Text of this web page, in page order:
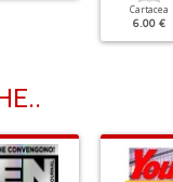
Cartacea
6.00 €